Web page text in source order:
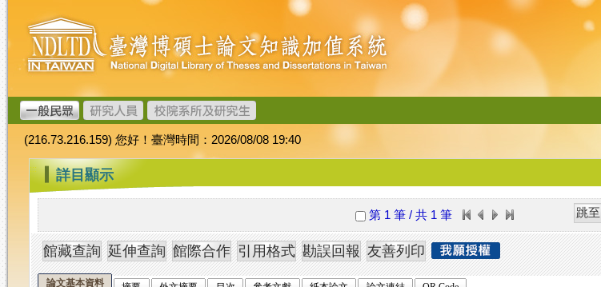
跳
到
主
要
內
容
臺
灣
博
碩
士
論
文
加
值
系
統
(216.73.216.159) 您好！臺灣時間：2026/08/08 19:40
::: 詳目顯示
第 1 筆 / 共 1 筆
論文基本資料